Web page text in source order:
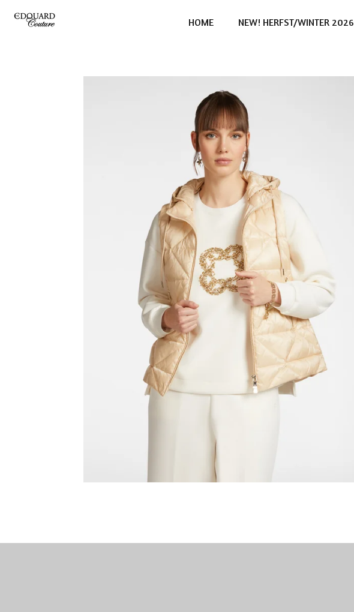
Ga
direct
HOME NEW! HERFST/WINTER 2026